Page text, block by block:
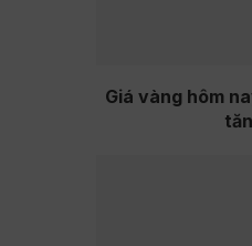
Giá vàng hôm